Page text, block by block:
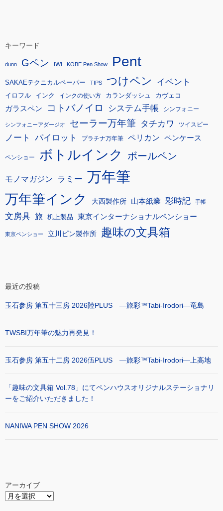
キーワード
dunn Gペン IWI KOBE Pen Show Pent
SAKAEテクニカルペーパー TIPS つけペン イベント
イロフル インク インクの使い方 カランダッシュ カヴェコ
ガラスペン コトバノイロ システム手帳 シンフォニー
シンフォニーアダージオ セーラー万年筆 タチカワ ツイスビー
ノート パイロット プラチナ万年筆 ペリカン ペンケース
ペンショー ボトルインク ボールペン
モノマガジン ラミー 万年筆
万年筆インク 大西製作所 山本紙業 彩時記 手帳
文房具 旅 机上製品 東京インターナショナルペンショー
東京ペンショー 立川ピン製作所 趣味の文具箱
最近の投稿
玉石参房 第五十三房 2026陸PLUS ―旅彩™Tabi-Irodori―竜島
TWSBI万年筆の魅力再発見！
玉石参房 第五十二房 2026伍PLUS ―旅彩™Tabi-Irodori―上高地
「趣味の文具箱 Vol.78」にてペンハウスオリジナルステーショナリ
ーをご紹介いただきました！
NANIWA PEN SHOW 2026
アーカイブ